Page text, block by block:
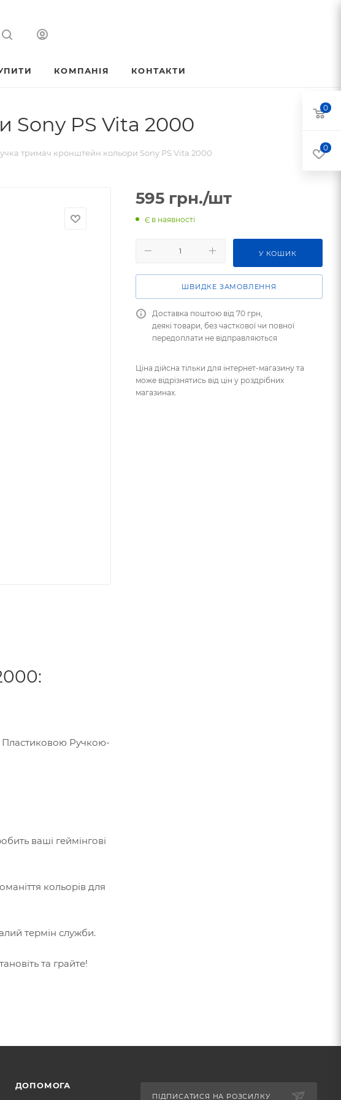
КОМПАНІЯ КОНТАКТИ
Sony PS Vita 2000
тримач кронштейн кольори Sony PS Vita 2000
Пластиковою Ручкою-
ваші геймінгові
кольорів для
термін служби.
та грайте!
595 грн./шт
Є в наявності
У КОШИК
ШВИДКЕ ЗАМОВЛЕННЯ
Доставка поштою від 70 грн,
деякі товари, без часткової чи повної
передоплати не відправляються
Ціна дійсна тільки для інтернет-магазину та
може відрізнятись від цін у роздрібних
магазинах.
ДОПОМОГА
ПІДПИСАТИСЯ НА РОЗСИЛКУ
0
0